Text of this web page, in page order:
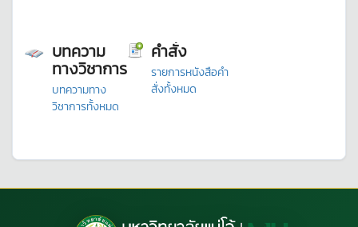
บทความ
ทางวิชาการ
บทความทาง
วิชาการทั้งหมด
คำสั่ง
รายการหนังสือคำ
สั่งทั้งหมด